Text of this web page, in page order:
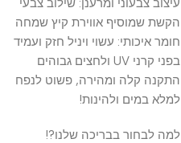
עיצוב צבעוני ומרענן: שילוב צבעי
הקשת שמוסיף אווירת קיץ שמחה
חומר איכותי: עשוי ויניל חזק ועמיד
בפני קרני UV ולחצים גבוהים
התקנה קלה ומהירה, פשוט לנפח
למלא במים ולהינות!
למה לבחור בבריכה שלנו?!